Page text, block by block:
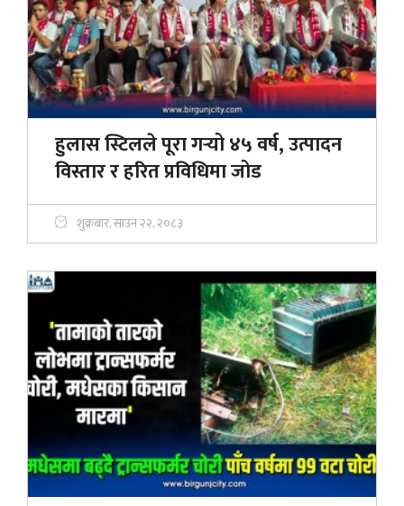
हुलास स्टिलले पूरा गर्‍यो ४५ वर्ष, उत्पादन
विस्तार र हरित प्रविधिमा जोड
शुक्रबार, साउन २२, २०८३